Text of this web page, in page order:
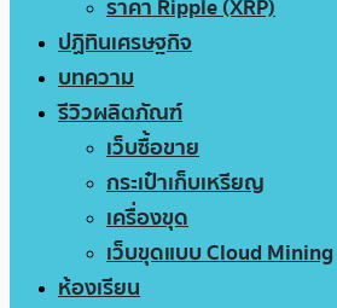
ราคา Ripple (XRP)
ปฏิทินเศรษฐกิจ
บทความ
รีวิวผลิตภัณฑ์
เว็บซื้อขาย
กระเป๋าเก็บเหรียญ
เครื่องขุด
เว็บขุดแบบ Cloud Mining
ห้องเรียน